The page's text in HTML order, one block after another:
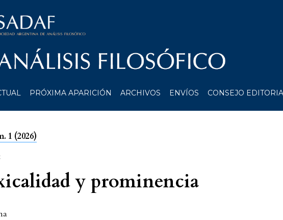
PRÓXIMA APARICIÓN ARCHIVOS ENVÍOS CONSEJO
1 (2026)
y prominencia